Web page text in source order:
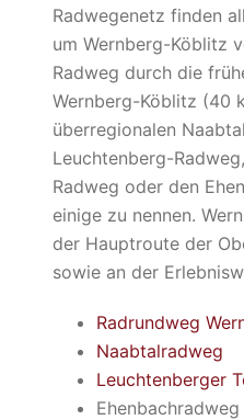
Radwegenetz finden
um Wernberg-Köblitz
Radweg durch die
Wernberg-Köblitz (40
überregionalen
Leuchtenberg-
Radweg oder den
einige zu nennen.
der Hauptroute der
sowie an der
Radrundweg
Naabtalradweg
Leuchtenberger